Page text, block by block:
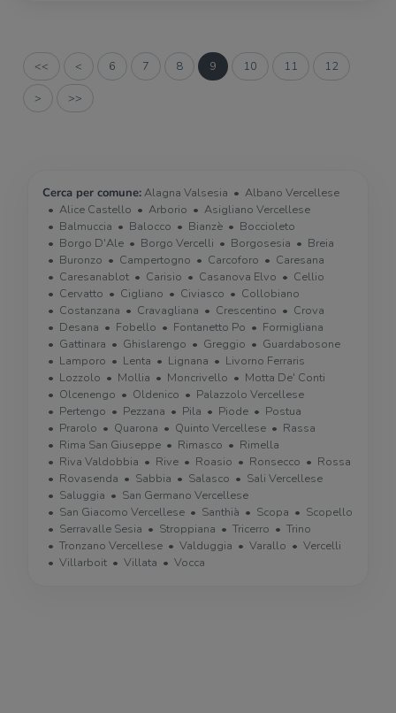
<< < 6 7 8 9 10 11
12
>
>>
Cerca per comune:Alagna Valsesia
Albano Vercellese
Alice Castello
Arborio
Asigliano Vercellese
Balmuccia
Balocco Bianzè
Boccioleto
Borgo D'Ale
Borgo Vercelli Borgosesia
Breia
Buronzo
Campertogno Carcoforo
Caresana
Caresanablot
Carisio Casanova Elvo
Cellio
Cervatto
Cigliano Civiasco
Collobiano
Costanzana
Cravagliana Crescentino
Crova
Desana
Fobello Fontanetto Po
Formigliana
Gattinara
Ghislarengo Greggio
Guardabosone
Lamporo
Lenta Lignana
Livorno Ferraris
Lozzolo
Mollia Moncrivello
Motta De' Conti
Olcenengo
Oldenico
Palazzolo Vercellese
Pertengo
Pezzana Pila Piode
Postua
Prarolo
Quarona Quinto Vercellese
Rassa
Rima San Giuseppe
Rimasco
Rimella
Riva Valdobbia
Rive Roasio Ronsecco
Rossa
Rovasenda
Sabbia Salasco
Sali Vercellese
Saluggia
San Germano Vercellese
San Giacomo Vercellese
Santhià Scopa
Scopello
Serravalle Sesia
Stroppiana Tricerro
Trino
Tronzano Vercellese
Valduggia Varallo
Vercelli
Villarboit
Villata Vocca